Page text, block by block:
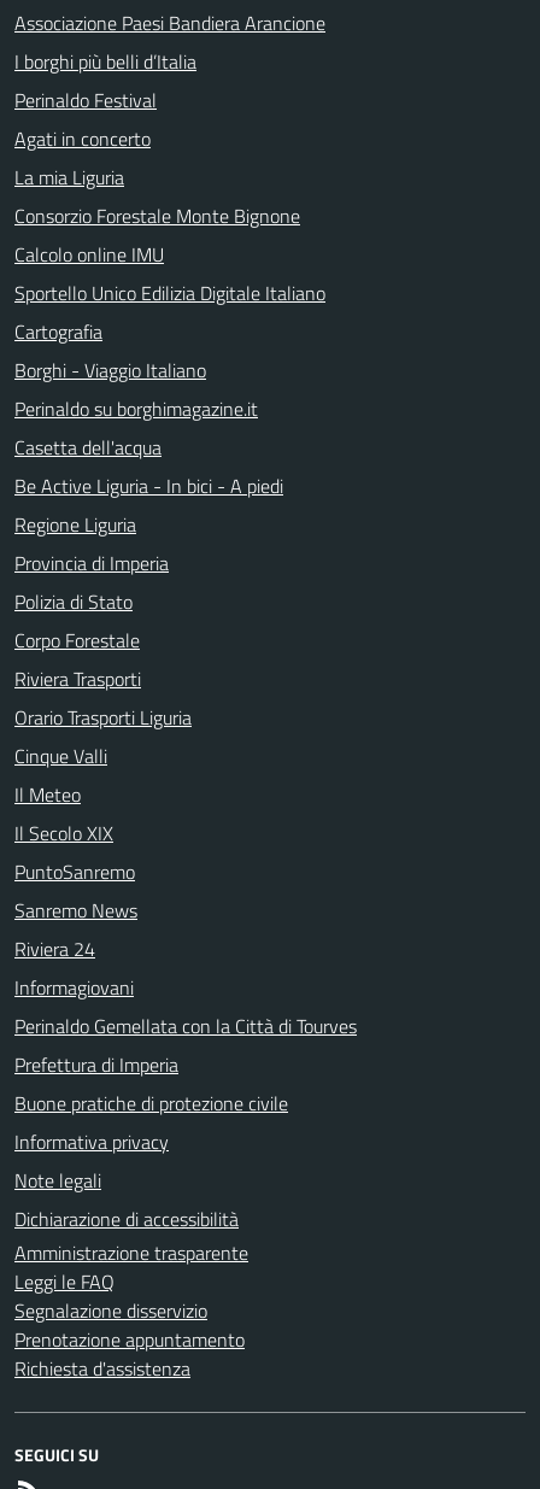
Associazione Paesi Bandiera Arancione
I borghi più belli d’Italia
Perinaldo Festival
Agati in concerto
La mia Liguria
Consorzio Forestale Monte Bignone
Calcolo online IMU
Sportello Unico Edilizia Digitale Italiano
Cartografia
Borghi - Viaggio Italiano
Perinaldo su borghimagazine.it
Casetta dell'acqua
Be Active Liguria - In bici - A piedi
Regione Liguria
Provincia di Imperia
Polizia di Stato
Corpo Forestale
Riviera Trasporti
Orario Trasporti Liguria
Cinque Valli
Il Meteo
Il Secolo XIX
PuntoSanremo
Sanremo News
Riviera 24
Informagiovani
Perinaldo Gemellata con la Città di Tourves
Prefettura di Imperia
Buone pratiche di protezione civile
Informativa privacy
Note legali
Dichiarazione di accessibilità
Amministrazione trasparente
Leggi le FAQ
Segnalazione disservizio
Prenotazione appuntamento
Richiesta d'assistenza
SEGUICI SU